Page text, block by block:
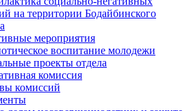
на территории Бодайбинского
мероприятия
воспитание молодежи
проекты отдела
комиссия
комиссий